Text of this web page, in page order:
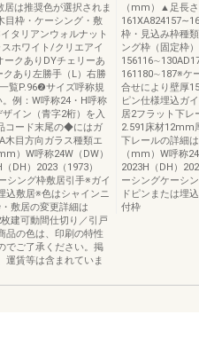
は推奨色が選択されま
目枠・ケーシング・敷
タリアンウォルナット
ホワイト/クリエアイ
クありDYチェリーあ
クあり左勝手（L）右勝
覧P.96❷サイズ呼称規
例：W呼称24・H呼称
イン（青字2桁）を入
コード末尾の◆にはガ
木目方向ガラス種類エ
）W呼称24W（DW）
DH）2023（1973）
シング枠敷居引手※ガイ
込敷居※色はシャインニ
敷居の変更詳細は
建可動間仕切り／引戸
品の色は、印刷の特性
でご了承ください。掲
運賃等は含まれていま
（mm）▲足長
枠・見込み枠種
ング枠（固定枠）
161180∼187※ケ
合せにより壁厚
ピン仕様埋込ガ
居2フラット下
2.591床材12mm
下レールの詳細
（mm）W呼称
2023H（DH）
ーシングケーシ
ドピンまたは埋
付枠